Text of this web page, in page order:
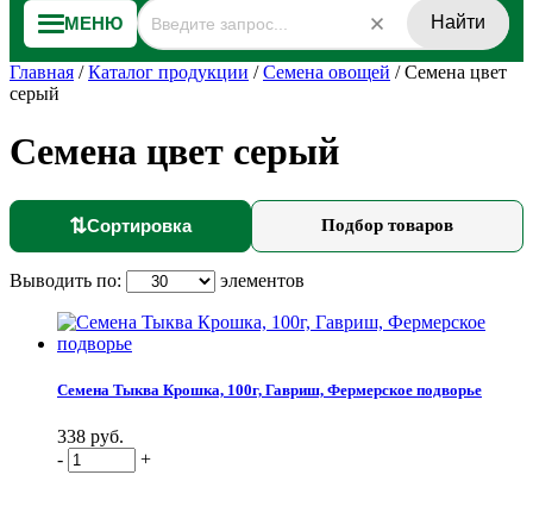
МЕНЮ Найти
Главная /Каталог продукции /Семена овощей /Семена цвет
серый
Семена цвет серый
⇅Сортировка Подбор товаров
Выводить по: элементов
Семена Тыква Крошка, 100г, Гавриш, Фермерское подворье
338 руб.
-
+